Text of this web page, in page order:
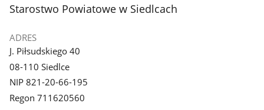
stopka
Starostwo Powiatowe w Siedlcach
ADRES
J. Piłsudskiego 40
08-110 Siedlce
NIP 821-20-66-195
Regon 711620560